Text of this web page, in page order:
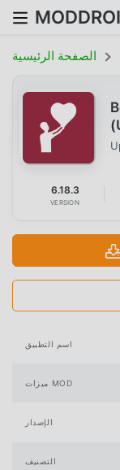
الصفحة الرئيسية
6.18.3
VERSION
اسم التطبيق
ميزات MOD
الإصدار
التصنيف